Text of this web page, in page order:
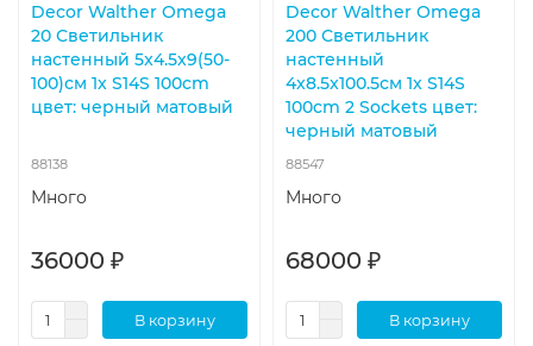
Decor Walther Omega
20 Светильник
настенный 5x4.5x9(50-
100)см 1x S14S 100cm
цвет: черный матовый
88138
Много
36000 ₽
В корзину
Decor Walther Omega
200 Светильник
настенный
4x8.5x100.5см 1x S14S
100cm 2 Sockets цвет:
черный матовый
88547
Много
68000 ₽
В корзину